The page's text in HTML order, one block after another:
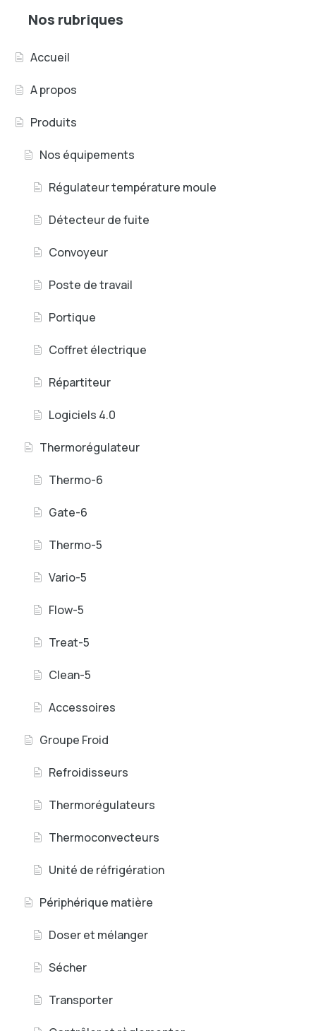
Nos rubriques
Accueil
A propos
Produits
Nos équipements
Régulateur température moule
Détecteur de fuite
Convoyeur
Poste de travail
Portique
Coffret électrique
Répartiteur
Logiciels 4.0
Thermorégulateur
Thermo-6
Gate-6
Thermo-5
Vario-5
Flow-5
Treat-5
Clean-5
Accessoires
Groupe Froid
Refroidisseurs
Thermorégulateurs
Thermoconvecteurs
Unité de réfrigération
Périphérique matière
Doser et mélanger
Sécher
Transporter